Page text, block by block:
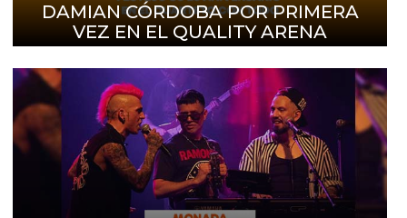
DAMIAN CÓRDOBA POR PRIMERA
VEZ EN EL QUALITY ARENA